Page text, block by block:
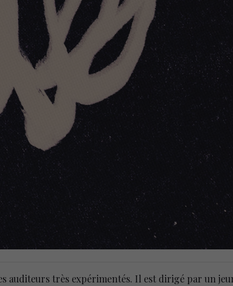
auditeurs très expérimentés. Il est dirigé par un